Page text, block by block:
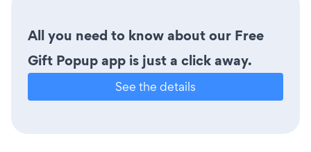
All you need to know about our Free
Gift Popup app is just a click away.
See the details